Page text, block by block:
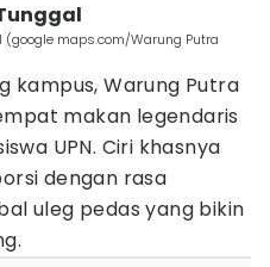
maps.com/Warung Putra
kampus, Warung Putra
makan legendaris
UPN. Ciri khasnya
dengan rasa
uleg pedas yang bikin